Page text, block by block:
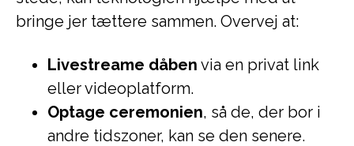
bringe jer tættere sammen. Overvej at:
Livestreame dåben via en privat link
eller videoplatform.
Optage ceremonien, så de, der bor i
andre tidszoner, kan se den senere.